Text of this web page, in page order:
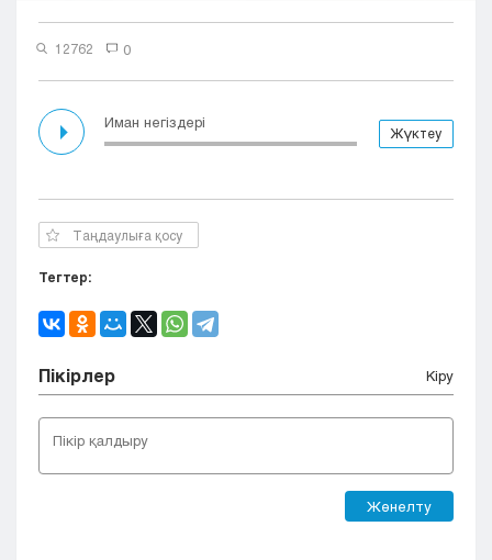
Семей
Талдыкорган
Тараз
Туркестан
12762 0
Иман негіздері
Жүктеу
Таңдаулыға қосу
Тегтер:
Пікірлер Кіру
Жөнелту